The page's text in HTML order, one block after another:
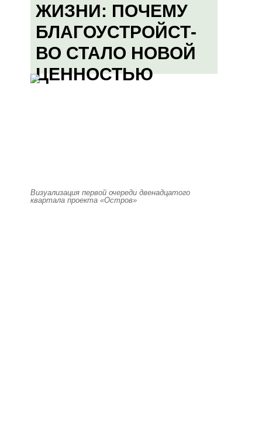
ЖИЗНИ: ПОЧЕМУ
БЛАГОУСТРОЙСТ-
ВО СТАЛО НОВОЙ
ЦЕННОСТЬЮ
Визуализация первой очереди двенадцатого
квартала проекта «Остров»